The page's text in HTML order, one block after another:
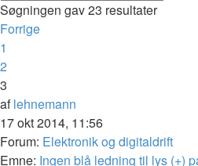
Søgningen gav 23 resultater
Forrige
1
2
3
aflehnemann
17 okt 2014, 11:56
Forum: Elektronik og digitaldrift
Emne: Ingen blå ledning til lys (+)